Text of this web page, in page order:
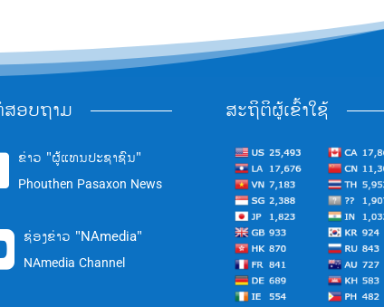
ອບຖາມ
ຂ່າວ "ຜູ້ແທນປະຊາຊົນ"
Phouthen Pasaxon News
ຊ່ອງຂ່າວ "NAmedia"
NAmedia Channel
ສະຖິຕິຜູ້ເຂົ້າໃຊ້